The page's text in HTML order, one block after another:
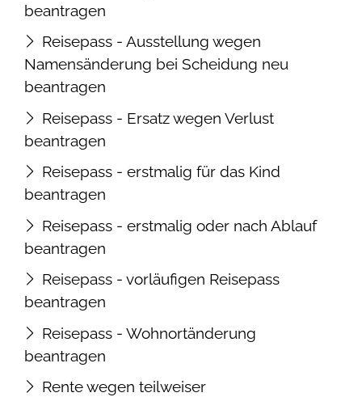
beantragen
Reisepass - Ausstellung wegen
Namensänderung bei Scheidung neu
beantragen
Reisepass - Ersatz wegen Verlust
beantragen
Reisepass - erstmalig für das Kind
beantragen
Reisepass - erstmalig oder nach Ablauf
beantragen
Reisepass - vorläufigen Reisepass
beantragen
Reisepass - Wohnortänderung
beantragen
Rente wegen teilweiser